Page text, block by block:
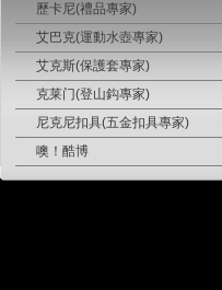
歷卡尼(禮品專家)
艾巴克(運動水壺專家)
艾克斯(保護套專家)
克莱门(登山鈎專家)
尼克尼扣具(五金扣具專家)
噢！酷博